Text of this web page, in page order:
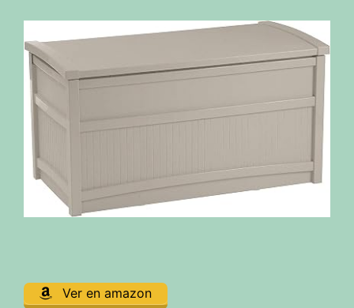
Ver en amazon